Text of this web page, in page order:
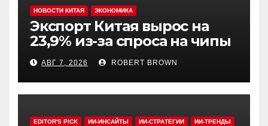
НОВОСТИ КИТАЯ ЭКОНОМИКА
Экспорт Китая вырос на
23,9% из-за спроса на чипы
АВГ 7, 2026 ROBERT BROWN
EDITOR'S PICK ИИ-ИНСАЙТЫ ИИ-СТРАТЕГИИ ИИ-ТРЕНДЫ